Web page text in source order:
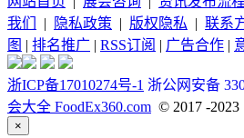
我们
| 隐私政策 | 版权隐私 | 联系
图 | 排名推广 | RSS订阅 | 广告合作 |
浙ICP备17010274号-1 浙公网安备
会大全 FoodEx360.com © 2017 -2023
×